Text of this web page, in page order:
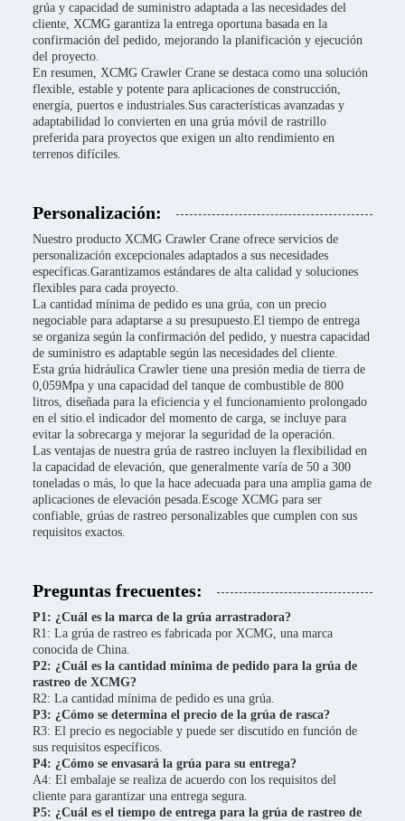
grúa y capacidad de suministro adaptada a las necesidades del
cliente, XCMG garantiza la entrega oportuna basada en la
confirmación del pedido, mejorando la planificación y ejecución
del proyecto.
En resumen, XCMG Crawler Crane se destaca como una solución
flexible, estable y potente para aplicaciones de construcción,
energía, puertos e industriales.Sus características avanzadas y
adaptabilidad lo convierten en una grúa móvil de rastrillo
preferida para proyectos que exigen un alto rendimiento en
terrenos difíciles.
Personalización:
Nuestro producto XCMG Crawler Crane ofrece servicios de
personalización excepcionales adaptados a sus necesidades
específicas.Garantizamos estándares de alta calidad y soluciones
flexibles para cada proyecto.
La cantidad mínima de pedido es una grúa, con un precio
negociable para adaptarse a su presupuesto.El tiempo de entrega
se organiza según la confirmación del pedido, y nuestra capacidad
de suministro es adaptable según las necesidades del cliente.
Esta grúa hidráulica Crawler tiene una presión media de tierra de
0,059Mpa y una capacidad del tanque de combustible de 800
litros, diseñada para la eficiencia y el funcionamiento prolongado
en el sitio.el indicador del momento de carga, se incluye para
evitar la sobrecarga y mejorar la seguridad de la operación.
Las ventajas de nuestra grúa de rastreo incluyen la flexibilidad en
la capacidad de elevación, que generalmente varía de 50 a 300
toneladas o más, lo que la hace adecuada para una amplia gama de
aplicaciones de elevación pesada.Escoge XCMG para ser
confiable, grúas de rastreo personalizables que cumplen con sus
requisitos exactos.
Preguntas frecuentes:
P1: ¿Cuál es la marca de la grúa arrastradora?
R1: La grúa de rastreo es fabricada por XCMG, una marca
conocida de China.
P2: ¿Cuál es la cantidad mínima de pedido para la grúa de
rastreo de XCMG?
R2: La cantidad mínima de pedido es una grúa.
P3: ¿Cómo se determina el precio de la grúa de rasca?
R3: El precio es negociable y puede ser discutido en función de
sus requisitos específicos.
P4: ¿Cómo se envasará la grúa para su entrega?
A4: El embalaje se realiza de acuerdo con los requisitos del
cliente para garantizar una entrega segura.
P5: ¿Cuál es el tiempo de entrega para la grúa de rastreo de